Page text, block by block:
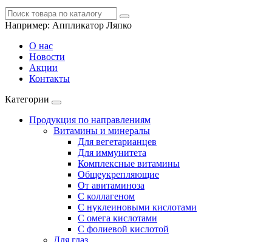
Например: Аппликатор Ляпко
О нас
Новости
Акции
Контакты
Категории
Продукция по направлениям
Витамины и минералы
Для вегетарианцев
Для иммунитета
Комплексные витамины
Общеукрепляющие
От авитаминоза
С коллагеном
С нуклеиновыми кислотами
С омега кислотами
С фолиевой кислотой
Для глаз